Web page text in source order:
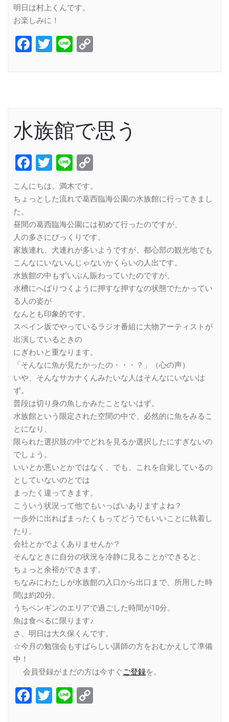
明日は村上くんです。
お楽しみに！
Facebook
Twitter
Line
水族館で思う
Facebook
Twitter
Line
こんにちは。満木です。
ちょっとした流れで葛西臨海公園の水族館に行ってきまし
た。
昼間の葛西臨海公園には初めて行ったのですが、
人の多さにびっくりです。
家族連れ、犬連れが多いようですが、都心部の観光地でも
こんなにいないんじゃないかくらいの人出です。
水族館の中もずいぶん賑わっていたのですが、
水槽にへばりつくように押すな押すなの状態でたかってい
る人の姿が
なんとも印象的です。
スペイン坂でやっているラジオ番組に大物アーティストが
出演しているときの
にぎわいと重なります。
「そんなに魚が見たかったの・・・？」（心の声）
いや、そんなサカナくんみたいな人はそんなにいないは
ず。
普段は切り身の魚しかみたことないはず。
水族館という限定された空間の中で、必然的に魚をみるこ
とになり、
限られた選択肢の中でどれを見るか選択したにすぎないの
でしょう。
いいとか悪いとかではなく、でも、これを自覚しているの
としていないのとでは
まったく違ってきます。
こういう状況って他でもいっぱいありますよね？
一歩外に出ればまったくもってどうでもいいことに執着し
たり。
会社とかでよくありませんか？
そんなときに自分の状況を冷静に見ることができると、
ちょっと余裕ができます。
ちなみにわたしが水族館の入口から出口まで、所用した時
間は約20分。
うちペンギンのエリアで過ごした時間が10分。
魚は食べるに限ります♪
さ、明日は大久保くんです。
☆今月の勉強会もすばらしい講師の方をおむかえして準備
中！
会員登録がまだの方は今すぐご登録を。
Facebook
Twitter
Line